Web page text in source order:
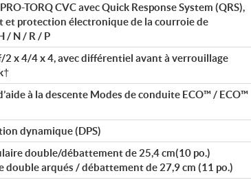
TORQ CVC avec Quick Response System (QRS),
protection électronique de la courroie de
/ N / R / P
2 x 4/4 x 4, avec différentiel avant à verrouillage
à la descente Modes de conduite ECO™ / ECO™
dynamique (DPS)
double/débattement de 25,4 cm(10 po.)
double arqués / débattement de 27,9 cm (11 po.)